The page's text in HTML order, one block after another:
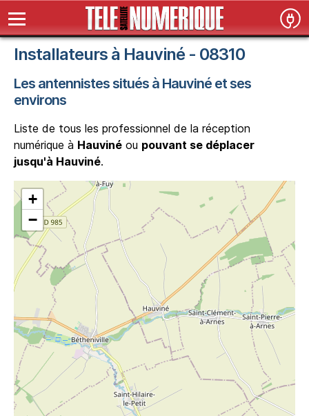
Installateurs à Hauviné - 08310
Les antennistes situés à Hauviné et ses
environs
Liste de tous les professionnel de la réception
numérique à Hauviné ou pouvant se déplacer
jusqu'à Hauviné.
+
−